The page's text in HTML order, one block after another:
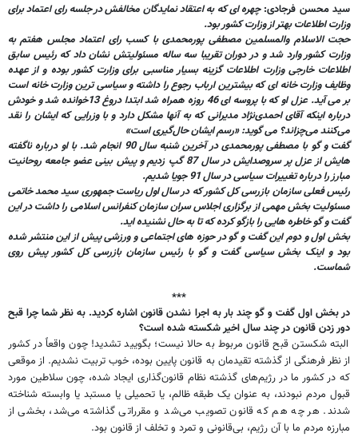
سید محسن فرجادی:چهره ای که به اعتقاد نمایدگان مخالفش در جلسه رای اعتماد برای
وزارت اطلاعات بهتر از وزارت کشور بود.
حجت الاسلام والمسلمین مصطفی پورمحمدی با کسب رای اعتماد مجلس هفتم به
وزارت کشور وارد شد و در دوران تقریبا سه ساله مسئولیتش نشان داد که رئیس سابق
اطلاعات خارجی وزارت اطلاعات گزینه بسیار مناسبی برای وزارت کشور بوده و از عهده
وظایف وزارت خانه ای که بیشترین ارباب رجوع را داشته و سیاسی ترین وزارت خانه است
بر می آید. عزل او که با پروسه ای 46 روزه همراه شد ابتدا دروغ 13خوانده شد و خودش
درباره اینکه آقای احمدی‌نژاد مدیرانی که به آنها مشکل دارد و با وزرایی که ایشان را نقد
می‌کنند می‌چزاند؟ می گوید: «رسم ایشان حال‌گیری است»
گفت و گو با مصطفی پورمحمدی در آخرین شنبه سال 90 انجام شد. با او درباره ناگفته
هایش از عزل پر سروصدایش در سال 87 گپ زدیم و پیش بینی عضو جامعه روحانیت
مبارز را درباره تغییرات سیاسی در سال 91 جویا شدیم.
رئیس فعلی سازمان بازرسی کل کشور که در سال اول ریاست جمهوری سید محمد خاتمی
مسئولیت بخش مهمی از برگزاری اجلاس سران سازمان کنفرانس اسلامی را داشت در این
گفت و گو خاطره هایی را بازگو کرده که تا به حال نشنیده اید.
بخش اول و دوم این گفت و گو در حوزه های اجتماعی و ورزشی پیش از این منتشر شده
بود و اینک بخش سیاسی گفت و گو با رئیس سازمان بازرسی کل کشور پیش روی
شماست.
***
در بخش اول گفت و گو چند بار به اجرا نشدن قانون اشاره کردید. به نظر شما چرا قبح
دور زدن قانون در چند سال اخیر شکسته شده است؟
البته شکستن قبح قانون مربوط به حالا نیست؛ بگویید تشدید! چون واقعاً در کشور
از نظر فرهنگی از گذشته تقیدمان به قانون پایین بوده، خوب تربیت نشدیم. از موقعی
که در کشور ما در رژیم‌های گذشته نظام قانون‌گذاری ایجاد شده، چون سلاطین مورد
قبول مردم نبودند، به عنوان یک طبقه ظالم، یا تحمیلی یا مستبد یا وابسته شناخته
شدند. هر چه هم که قانون تصویب می‌شد و مقرراتی گذاشته می‌شد، بخشی از
مبارزه مردم ما با آن رژیم، بی‌قانونی و تمرد و تخلف از قانون بود.